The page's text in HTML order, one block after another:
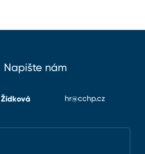
Napište nám
hr@cchp.cz